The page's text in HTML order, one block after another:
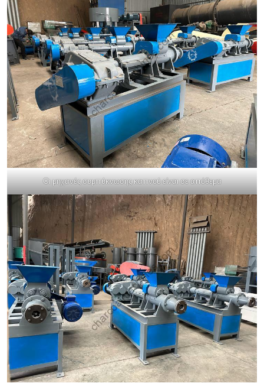
Οι μηχανές συμπύκνωσης καπνού είναι σε απόθεμα